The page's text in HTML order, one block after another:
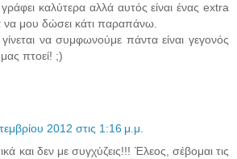
καλύτερα αλλά αυτός είναι ένας extra
να μου δώσει κάτι παραπάνω.
να συμφωνούμε πάντα είναι γεγονός
πτοεί! ;)
2012 στις 1:16 μ.μ.
και δεν με συγχύζεις!!! Έλεος, σέβομαι τις